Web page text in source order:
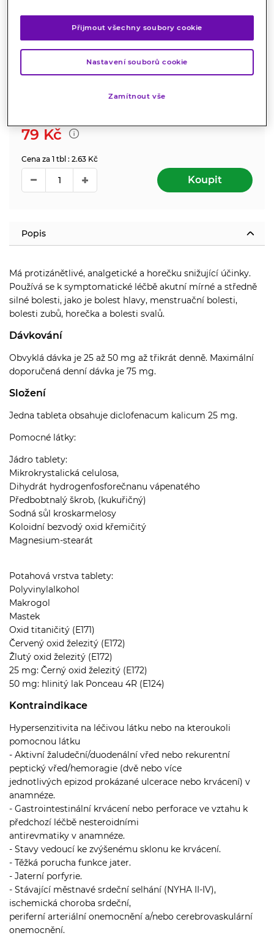
silné bolesti, včetně akutních migrenózních bolestí
Značka:Dicuno
Hodnocení
79 Kč
Cena za 1 tbl : 2.63 Kč
Koupit
Popis
Má protizánětlivé, analgetické a horečku snižující účinky.
Používá se k symptomatické léčbě akutní mírné a středně
silné bolesti, jako je bolest hlavy, menstruační bolesti,
bolesti zubů, horečka a bolesti svalů.
Dávkování
Obvyklá dávka je 25 až 50 mg až třikrát denně. Maximální
doporučená denní dávka je 75 mg.
Složení
Jedna tableta obsahuje diclofenacum kalicum 25 mg.
Pomocné látky:
Jádro tablety:
Mikrokrystalická celulosa,
Dihydrát hydrogenfosforečnanu vápenatého
Předbobtnalý škrob, (kukuřičný)
Sodná sůl kroskarmelosy
Koloidní bezvodý oxid křemičitý
Magnesium-stearát
Potahová vrstva tablety:
Polyvinylalkohol
Makrogol
Mastek
Oxid titaničitý (E171)
Červený oxid železitý (E172)
Žlutý oxid železitý (E172)
25 mg: Černý oxid železitý (E172)
50 mg: hlinitý lak Ponceau 4R (E124)
Kontraindikace
Hypersenzitivita na léčivou látku nebo na kteroukoli
pomocnou látku
- Aktivní žaludeční/duodenální vřed nebo rekurentní
peptický vřed/hemoragie (dvě nebo více
jednotlivých epizod prokázané ulcerace nebo krvácení) v
anamnéze.
- Gastrointestinální krvácení nebo perforace ve vztahu k
předchozí léčbě nesteroidními
antirevmatiky v anamnéze.
- Stavy vedoucí ke zvýšenému sklonu ke krvácení.
- Těžká porucha funkce jater.
- Jaterní porfyrie.
- Stávající městnavé srdeční selhání (NYHA II-IV),
ischemická choroba srdeční,
periferní arteriální onemocnění a/nebo cerebrovaskulární
onemocnění.
Přijmout všechny soubory cookie
Nastavení souborů cookie
Zamítnout vše